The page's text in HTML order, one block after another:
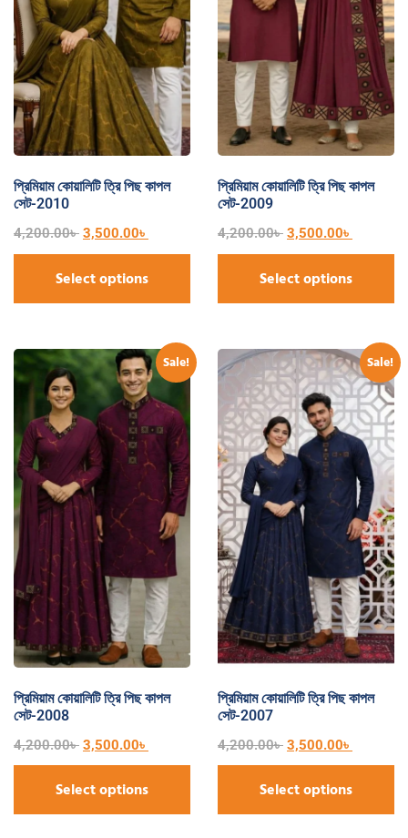
প্রিমিয়াম কোয়ালিটি ত্রি পিছ কাপল
সেট-2010
4,200.00৳ 3,500.00৳
Select options
প্রিমিয়াম কোয়ালিটি ত্রি পিছ কাপল
সেট-2009
4,200.00৳ 3,500.00৳
Select options
Sale!
প্রিমিয়াম কোয়ালিটি ত্রি পিছ কাপল
সেট-2008
4,200.00৳ 3,500.00৳
Select options
Sale!
প্রিমিয়াম কোয়ালিটি ত্রি পিছ কাপল
সেট-2007
4,200.00৳ 3,500.00৳
Select options